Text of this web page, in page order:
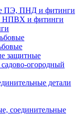
ПЭ, ПНД и фитинги
НПВХ и фитинги
защитные
огородный
детали
соединительные